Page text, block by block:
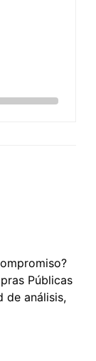
Públicas
de análisis,